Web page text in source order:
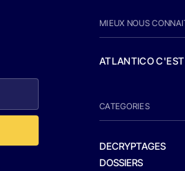
MIEUX NOUS
ATLANTICO
CATEGORIES
DECRYPTAGES
DOSSIERS